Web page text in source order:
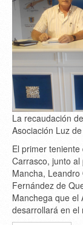
La recaudación
Asociación Luz
El primer
Carrasco, junto
Mancha,
Fernández de
Manchega que el
desarrollará en el